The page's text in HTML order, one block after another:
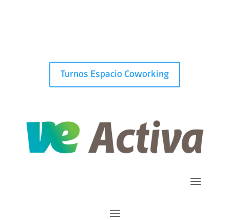
Turnos Espacio Coworking